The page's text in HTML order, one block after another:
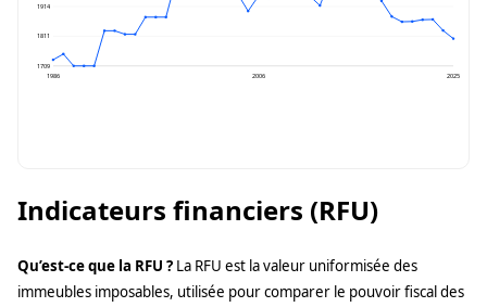
1914
1811
1709
1986
2006 2025
Indicateurs financiers (RFU)
Qu’est-ce que la RFU ? La RFU est la valeur uniformisée des
immeubles imposables, utilisée pour comparer le pouvoir fiscal des